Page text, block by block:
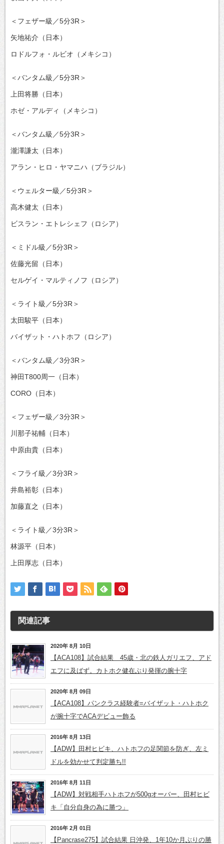
＜フェザー級／5分3R＞
矢地祐介（日本）
ロドルフォ・ルビオ（メキシコ）
＜バンタム級／5分3R＞
上田将勝（日本）
ホゼ・アルディ（メキシコ）
＜バンタム級／5分3R＞
瀧澤謙太（日本）
アラン・ヒロ・ヤマニハ（ブラジル）
＜ウェルター級／5分3R＞
高木健太（日本）
ビスラン・エトレシェフ（ロシア）
＜ミドル級／5分3R＞
佐藤光留（日本）
セルゲイ・マルティノフ（ロシア）
＜ライト級／5分3R＞
太田駿平（日本）
バイザット・ハトホフ（ロシア）
＜バンタム級／3分3R＞
神田T800周一（日本）
CORO（日本）
＜フェザー級／3分3R＞
川那子祐輔（日本）
中原由貴（日本）
＜フライ級／3分3R＞
井島裕彰（日本）
加藤直之（日本）
＜ライト級／3分3R＞
林源平（日本）
上田厚志（日本）
関連記事
2020年 8月 10日
【ACA108】試合結果 45歳・北の鉄人ガリエフ、アド
エフに及ばず。カトホク健在ぶり発揮の腕十字
2020年 8月 09日
【ACA108】パンクラス経験者=バイザット・ハトホク
が腕十字でACAデビュー飾る
2016年 8月 13日
【ADW】田村ヒビキ、ハトホフの足関節を防ぎ、左ミ
ドルを効かせて判定勝ち!!
2016年 8月 11日
【ADW】対戦相手ハトホフが500gオーバー、田村ヒビ
キ「自分自身の為に勝つ」
2016年 2月 01日
【Pancrase275】試合結果 日沖発、1年10か月ぶりの勝